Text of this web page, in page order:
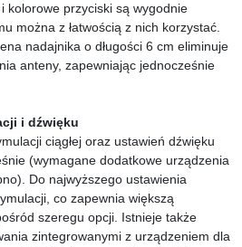
i kolorowe przyciski są wygodnie
można z łatwością z nich korzystać.
nadajnika o długości 6 cm eliminuje
anteny, zapewniając jednocześnie
i dźwięku
ciągłej oraz ustawień dźwięku
(wymagane dodatkowe urządzenia
Do najwyższego ustawienia
co zapewnia większą
szeregu opcji. Istnieje także
zintegrowanymi z urządzeniem dla